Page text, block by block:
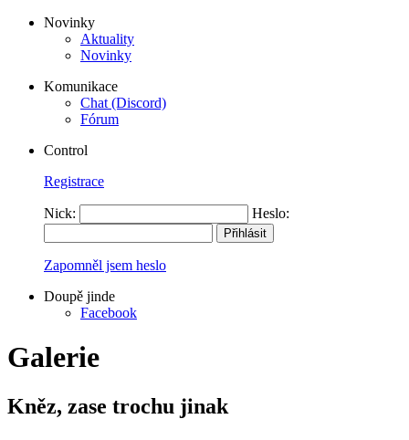
Novinky
Aktuality
Novinky
Komunikace
Chat (Discord)
Fórum
Control
Registrace
Nick: Heslo:
Zapomněl jsem heslo
Doupě jinde
Facebook
Galerie
Kněz, zase trochu jinak